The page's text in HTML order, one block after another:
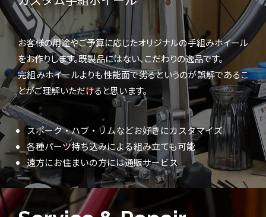
お客様の用途やご予算に応じたオリジナルの手組みホイール
をお作りします。既製品にはない、こだわりの逸品です。
完組みホイールよりも性能面で劣るというのが誤解であるこ
とがご理解いただけると思います。
スポーク・ハブ・リムなどお好きにカスタマイズ
各種パーツ持ち込みによる組み立ても可能
遠方にお住まいの方には通販サービス